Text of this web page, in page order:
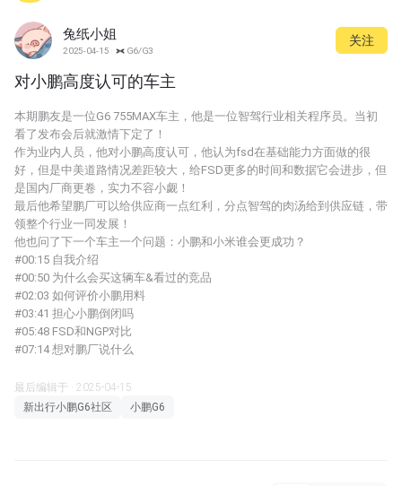
兔纸小姐
2025-04-15 G6/G3
关注
对小鹏高度认可的车主
本期鹏友是一位G6 755MAX车主，他是一位智驾行业相关程序员。当初
看了发布会后就激情下定了！
作为业内人员，他对小鹏高度认可，他认为fsd在基础能力方面做的很
好，但是中美道路情况差距较大，给FSD更多的时间和数据它会进步，但
是国内厂商更卷，实力不容小觑！
最后他希望鹏厂可以给供应商一点红利，分点智驾的肉汤给到供应链，带
领整个行业一同发展！
他也问了下一个车主一个问题：小鹏和小米谁会更成功？
#00:15 自我介绍
#00:50 为什么会买这辆车&看过的竞品
#02:03 如何评价小鹏用料
#03:41 担心小鹏倒闭吗
#05:48 FSD和NGP对比
#07:14 想对鹏厂说什么
最后编辑于 · 2025-04-15
新出行小鹏G6社区
小鹏G6